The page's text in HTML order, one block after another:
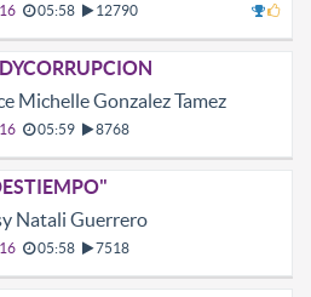
05:58 12790
Michelle Gonzalez Tamez
05:59 8768
Natali Guerrero
05:58 7518